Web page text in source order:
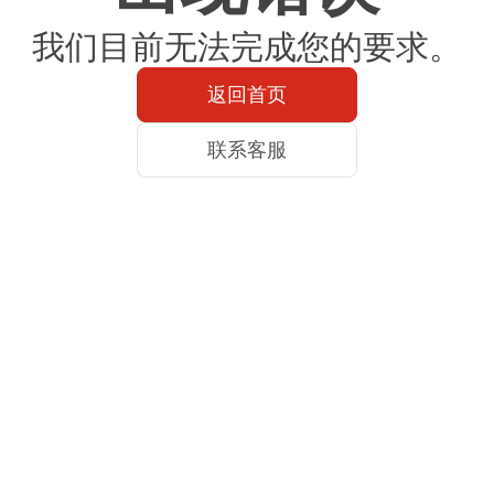
我们目前无法完成您的要求。
返回首页
联系客服